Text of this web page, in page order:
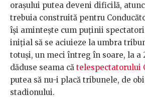
orașului putea deveni dificilă,
trebuia construită pentru
își amintește cum puținii
inițial să se aciuieze la umbra
totuși, un meci întreg în soare, la a
dăduse seama că telespectatorului
putea să nu-i placă tribunele, de
stadionului.